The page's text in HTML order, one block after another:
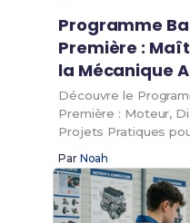
Programme
Première :
la Mécanique
Découvre le
Première : Moteur,
Projets Pratiques
Par Noah